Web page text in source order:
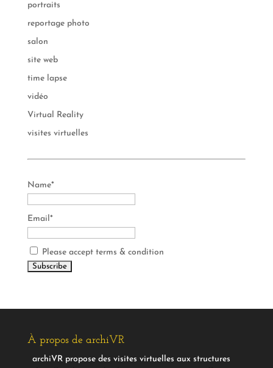
portraits
reportage photo
salon
site web
time lapse
vidéo
Virtual Reality
visites virtuelles
Name*
Email*
Please accept terms & condition
À propos de archiVR
archiVR propose des visites virtuelles aux structures